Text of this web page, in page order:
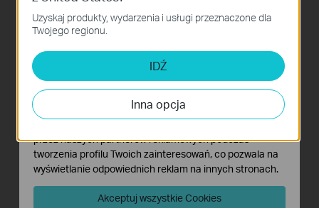
HomeShield
Powierz ochronę domu
specjalistom
Skorzystaj z rozbudowanych możliwości TP-
Link HomeShield, by utworzyć dostosowaną
do potrzeb i bezpieczną sieć bezprzewodową.
Niezależnie od tego, czy zależy Ci na ochronie
danych wrażliwych czy chcesz ograniczyć
Uzyskaj produkty, wydarzenia i usługi przeznaczone dla
Twojego regionu.
IDŹ
Inna opcja
Podstawowe Cookies
Te pliki cookies niezbędne są do poprawnego działania
witryny i nie moga zostać wyłączone.
Cookies dotyczące analizy i marketingu
Analiza - Te pliki Cookies są wykorzystywane w celu
analizy ruchu na naszej stronie, co umożliwia poprawę i
dostosowanie wyświetlanych treści.
przez naszych partnerów reklamowych podczas
tworzenia profilu Twoich zainteresowań, co pozwala na
wyświetlanie odpowiednich reklam na innych stronach.
Akceptuj wszystkie Cookies